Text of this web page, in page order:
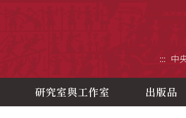
::: 中
研究室與工作室 出版品